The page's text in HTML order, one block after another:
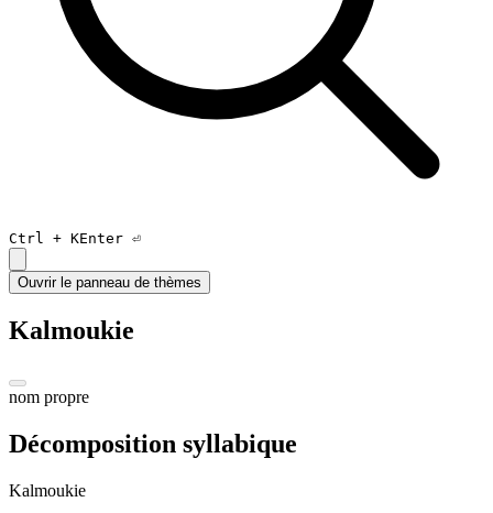
Ctrl + KEnter ⏎
Ouvrir le panneau de thèmes
Kalmoukie
nom propre
Décomposition syllabique
Kalmoukie